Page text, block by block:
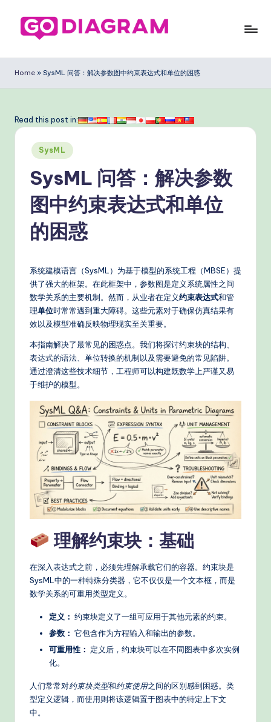
o
ia
g
ra
m
Si
m
pl
d
C
hi
A
fl
o
Home » SysML 问答：解决参数图中约束表达式和单位的困惑
Read this post in:
Posted
in
SysML
SysML 问答：解决参数
图中约束表达式和单位
的困惑
系统建模语言（SysML）为基于模型的系统工程（MBSE）提
供了强大的框架。在此框架中，参数图是定义系统属性之间
数学关系的主要机制。然而，从业者在定义约束表达式和管
理单位时常常遇到重大障碍。这些元素对于确保仿真结果有
效以及模型准确反映物理现实至关重要。
本指南解决了最常见的困惑点。我们将探讨约束块的结构、
表达式的语法、单位转换的机制以及需要避免的常见陷阱。
通过澄清这些技术细节，工程师可以构建既数学上严谨又易
于维护的模型。
理解约束块：基础
在深入表达式之前，必须先理解承载它们的容器。约束块是
SysML中的一种特殊分类器，它不仅仅是一个文本框，而是
数学关系的可重用类型定义。
定义： 约束块定义了一组可应用于其他元素的约束。
参数： 它包含作为方程输入和输出的参数。
可重用性： 定义后，约束块可以在不同图表中多次实例
化。
人们常常对约束块类型和约束使用之间的区别感到困惑。类
型定义逻辑，而使用则将该逻辑置于图表中的特定上下文
中。